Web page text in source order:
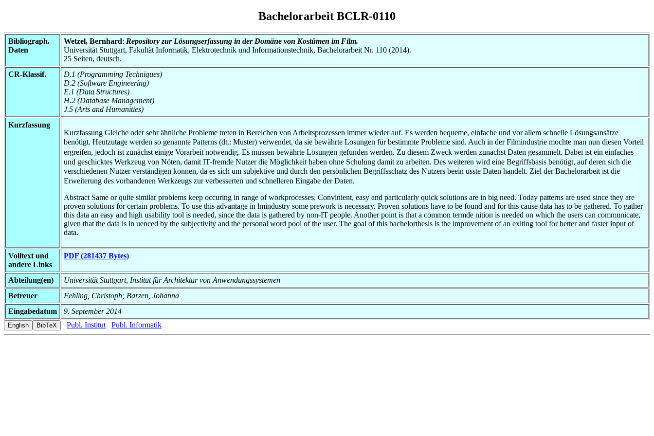
Bachelorarbeit BCLR-0110
Bibliograph.
Daten
Wetzel, Bernhard: Repository zur Lösungserfassung in der Domäne von Kostümen im Film.
Universität Stuttgart, Fakultät Informatik, Elektrotechnik und Informationstechnik, Bachelorarbeit Nr. 110 (2014).
25 Seiten, deutsch.
CR-Klassif.
D.1 (Programming Techniques)
D.2 (Software Engineering)
E.1 (Data Structures)
H.2 (Database Management)
J.5 (Arts and Humanities)
Kurzfassung
Kurzfassung Gleiche oder sehr ähnliche Probleme treten in Bereichen von Arbeitsprozessen immer wieder auf. Es werden bequeme, einfache und vor allem schnelle Lösungsansätze
benötigt. Heutzutage werden so genannte Patterns (dt.: Muster) verwendet, da sie bewährte Losungen für bestimmte Probleme sind. Auch in der Filmindustrie mochte man nun diesen Vorteil
ergreifen, jedoch ist zunächst einige Vorarbeit notwendig. Es mussen bewährte Lösungen gefunden werden. Zu diesem Zweck werden zunachst Daten gesammelt. Dabei ist ein einfaches
und geschicktes Werkzeug von Nöten, damit IT-fremde Nutzer die Möglichkeit haben ohne Schulung damit zu arbeiten. Des weiteren wird eine Begriffsbasis benötigt, auf deren sich die
verschiedenen Nutzer verständigen konnen, da es sich um subjektive und durch den persönlichen Begriffsschatz des Nutzers beein usste Daten handelt. Ziel der Bachelorarbeit ist die
Erweiterung des vorhandenen Werkzeugs zur verbesserten und schnelleren Eingabe der Daten.
Abstract Same or quite similar problems keep occuring in range of workprocesses. Convinient, easy and particularly quick solutions are in big need. Today patterns are used since they are
proven solutions for certain problems. To use this advantage in lmindustry some prework is necessary. Proven solutions have to be found and for this cause data has to be gathered. To gather
this data an easy and high usability tool is needed, since the data is gathered by non-IT people. Another point is that a common termde nition is needed on which the users can communicate,
given that the data is in uenced by the subjectivity and the personal word pool of the user. The goal of this bachelorthesis is the improvement of an exiting tool for better and faster input of
data.
Volltext und
andere Links
PDF (281437 Bytes)
Abteilung(en)
Universität Stuttgart, Institut für Architektur von Anwendungssystemen
Betreuer
Fehling, Christoph; Barzen, Johanna
Eingabedatum
9. September 2014
Publ. Institut
Publ. Informatik